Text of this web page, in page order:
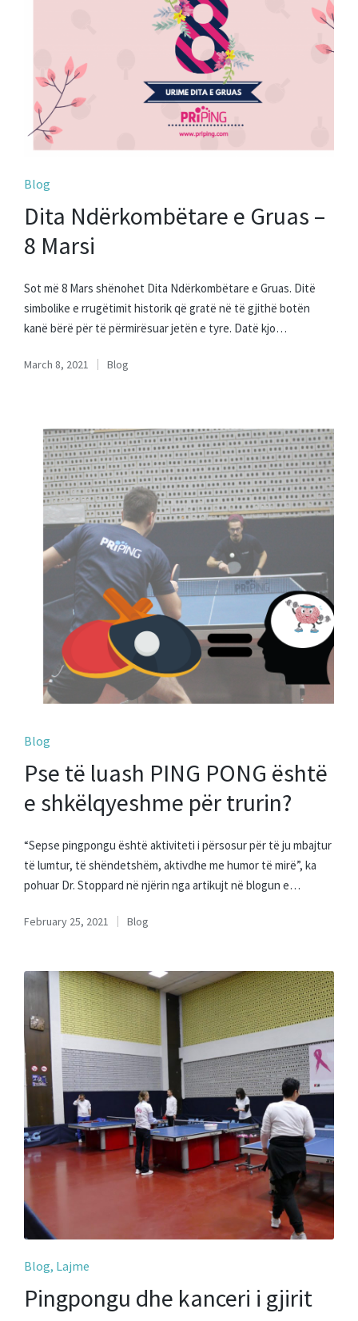
Posted
Blog
Dita Ndërkombëtare e Gruas –
8 Marsi
Sot më 8 Mars shënohet Dita Ndërkombëtare e Gruas. Ditë
simbolike e rrugëtimit historik që gratë në të gjithë botën
kanë bërë për të përmirësuar jetën e tyre. Datë kjo…
March 8, 2021
Posted
Blog
Posted
Blog
Pse të luash PING PONG është
e shkëlqyeshme për trurin?
“Sepse pingpongu është aktiviteti i përsosur për të ju mbajtur
të lumtur, të shëndetshëm, aktivdhe me humor të mirë”, ka
pohuar Dr. Stoppard në njërin nga artikujt në blogun e…
February 25, 2021
Posted
Blog
Posted
in
Blog Lajme
Pingpongu dhe kanceri i gjirit